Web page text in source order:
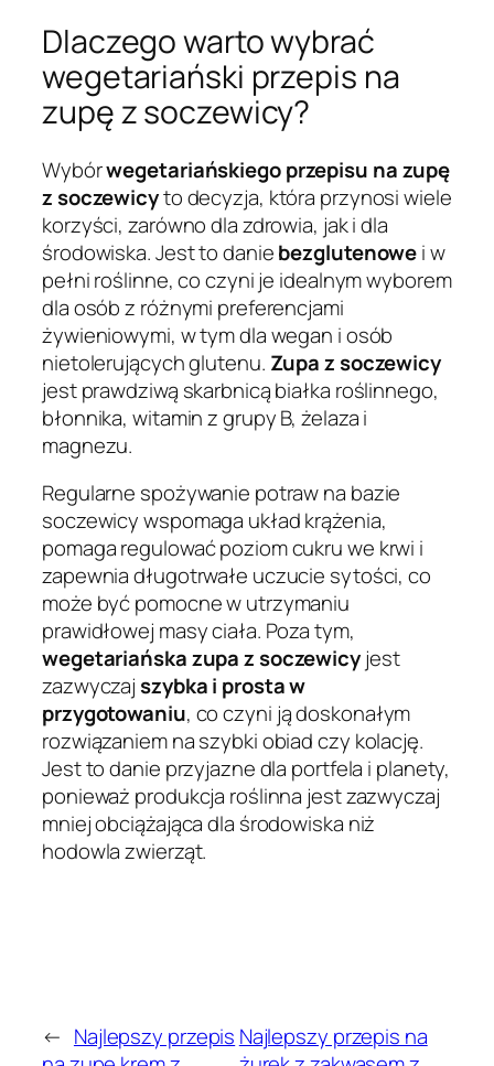
Dlaczego warto wybrać
wegetariański przepis na
zupę z soczewicy?
Wybórwegetariańskiego przepisu na zupę
z soczewicyto decyzja, która przynosi wiele
korzyści, zarówno dla zdrowia, jak i dla
środowiska. Jest to daniebezglutenowei w
pełni roślinne, co czyni je idealnym wyborem
dla osób z różnymi preferencjami
żywieniowymi, w tym dla wegan i osób
nietolerujących glutenu. Zupa z soczewicy
jest prawdziwą skarbnicą białka roślinnego,
błonnika, witamin z grupy B, żelaza i
magnezu.
Regularne spożywanie potraw na bazie
soczewicy wspomaga układ krążenia,
pomaga regulować poziom cukru we krwi i
zapewnia długotrwałe uczucie sytości, co
może być pomocne w utrzymaniu
prawidłowej masy ciała. Poza tym,
wegetariańska zupa z soczewicyjest
zazwyczajszybka i prosta w
przygotowaniu, co czyni ją doskonałym
rozwiązaniem na szybki obiad czy kolację.
Jest to danie przyjazne dla portfela i planety,
ponieważ produkcja roślinna jest zazwyczaj
mniej obciążająca dla środowiska niż
hodowla zwierząt.
← Najlepszy przepis Najlepszy przepis na